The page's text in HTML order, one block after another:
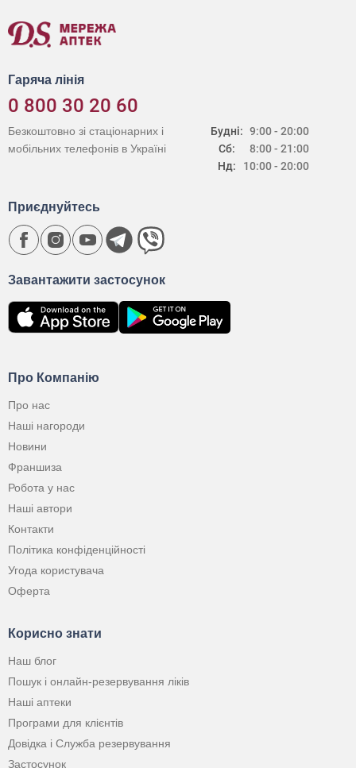
Гаряча лінія
0 800 30 20 60
Будні:
Сб:
Нд:
9:00 - 20:00
8:00 - 21:00
10:00 - 20:00
Безкоштовно зі стаціонарних і
мобільних телефонів в Україні
Про Компанію
Про нас
Наші нагороди
Новини
Франшиза
Робота у нас
Наші автори
Контакти
Політика конфіденційності
Угода користувача
Оферта
Корисно знати
Наш блог
Пошук і онлайн-резервування ліків
Наші аптеки
Програми для клієнтів
Довідка і Служба резервування
Застосунок
Завантажити застосунок
Приєднуйтесь